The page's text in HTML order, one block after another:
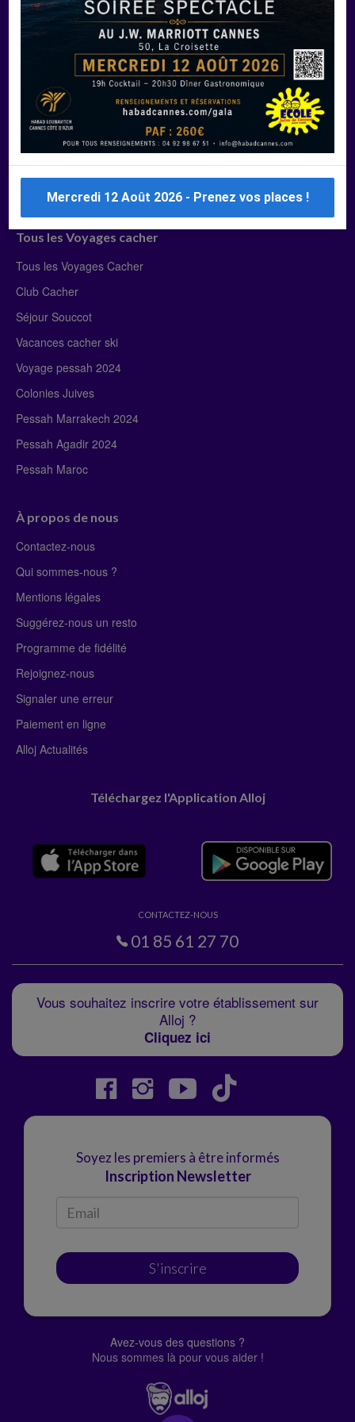
Manger Cacher
Liste des restaurants cacher
Restaurants cacher à Paris
Restaurants cacher à Deauville
Restaurants cacher à Lyon
Restaurants cacher à Marseille
Restaurants cacher Dubaï
Tous les Voyages cacher
Tous les Voyages Cacher
Club Cacher
Séjour Souccot
Vacances cacher ski
Voyage pessah 2024
Colonies Juives
Pessah Marrakech 2024
Pessah Agadir 2024
Pessah Maroc
À propos de nous
Contactez-nous
Qui sommes-nous ?
Mentions légales
Suggérez-nous un resto
Programme de fidélité
Rejoignez-nous
Signaler une erreur
Paiement en ligne
Alloj Actualités
Téléchargez l'Application Alloj
CONTACTEZ-NOUS
01 85 61 27 70
Vous souhaitez inscrire votre établissement sur
Alloj ?
Cliquez ici
Soyez les premiers à être informés
Inscription Newsletter
S'inscrire
Avez-vous des questions ?
Nous sommes là pour vous aider !
Mercredi 12 Août 2026 - Prenez vos places !